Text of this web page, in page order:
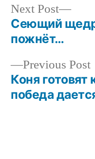
Post
navigation
Previous Post
Коня готовят
победа
Next Post
Next
post:
Сеющий
пожнёт…